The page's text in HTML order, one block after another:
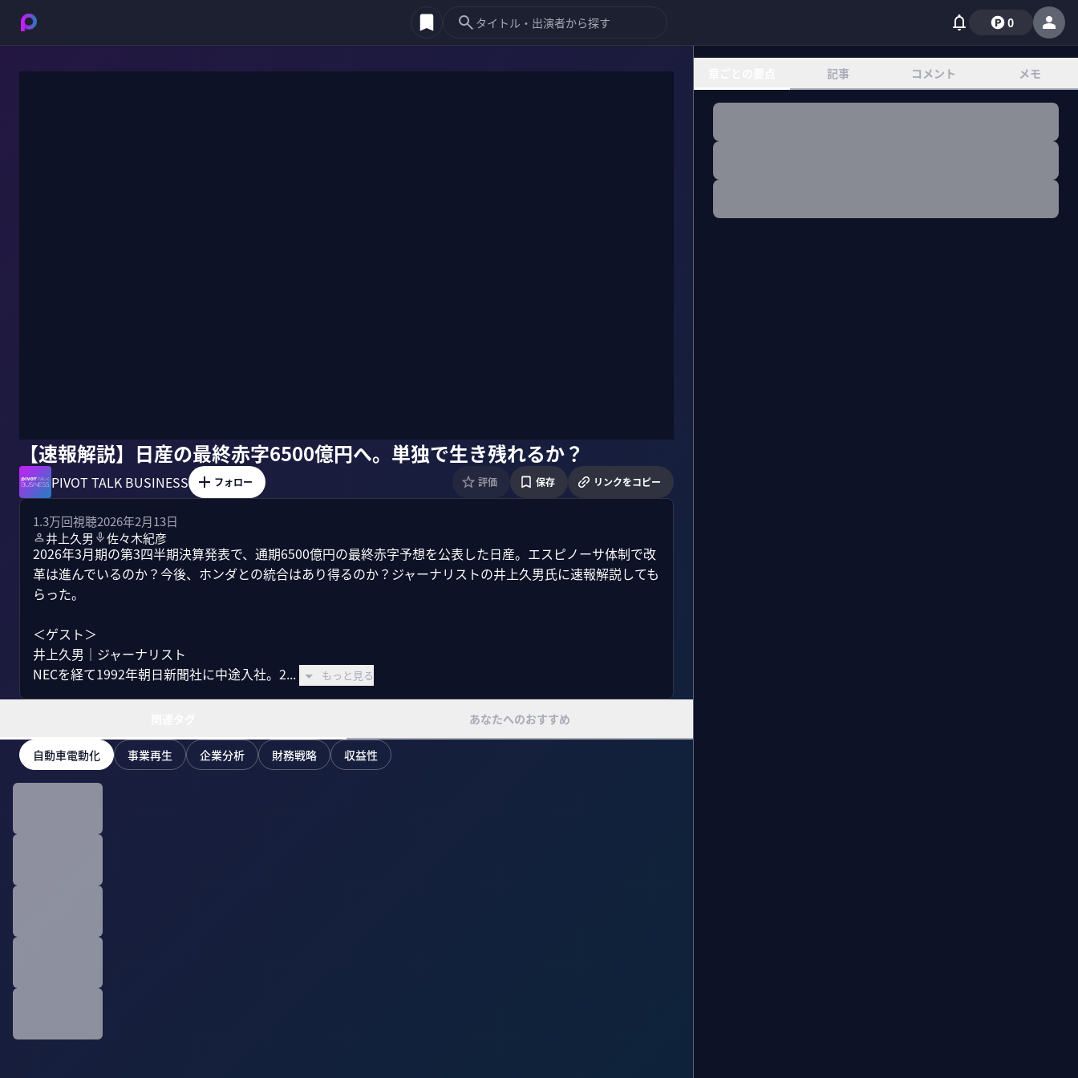
0
【速報解説】日産の最終赤字6500億円へ。単独で生き残れるか？
PIVOT TALK BUSINESS フォロー 評価 保存 リンクをコピー
1.3万回視聴2026年2月13日
井上久男
佐々木紀彦
2026年3月期の第3四半期決算発表で、通期6500億円の最終赤字予想を公表した日産。エスピノーサ体制で改
革は進んでいるのか？今後、ホンダとの統合はあり得るのか？ジャーナリストの井上久男氏に速報解説しても
らった。
＜ゲスト＞
井上久男｜ジャーナリスト
NECを経て1992年朝日新聞社に中途入社。2...
もっと見る
あなたへのおすすめ
自動車電動化 事業再生 企業分析 財務戦略 収益性
記事 コメント メモ